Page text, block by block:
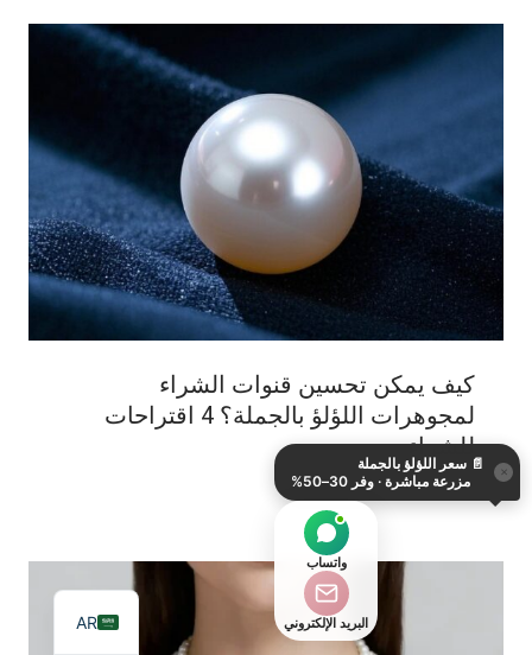
كيف يمكن تحسين قنوات الشراء
لمجوهرات اللؤلؤ بالجملة؟ 4 اقتراحات
للشراء
📄 سعر اللؤلؤ بالجملة
مزرعة مباشرة · وفر 30–50%
×
واتساب
البريد الإلكتروني AR